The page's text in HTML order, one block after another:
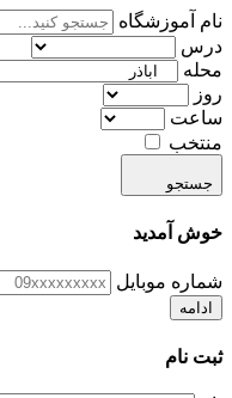
نام آموزشگاه
درس
محله
روز
ساعت
منتخب
جستجو
خوش آمدید
شماره موبایل
ادامه
ثبت نام